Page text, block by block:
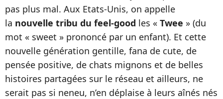
pas plus mal. Aux Etats-Unis, on appelle
la nouvelle tribu du feel-good les « Twee » (du
mot « sweet » prononcé par un enfant). Et cette
nouvelle génération gentille, fana de cute, de
pensée positive, de chats mignons et de belles
histoires partagées sur le réseau et ailleurs, ne
serait pas si neneu, n’en déplaise à leurs aînés nés